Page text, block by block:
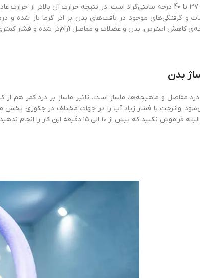
دمای آب در جکوزی معمولا حدود 37 تا 40 درجه سانتی‌گراد است. در
و گرفتگی‌های موجود در بافت‌های بدن بر اثر گرما باز
کاهش استرس، بدن و عضلات و مفاصل آرام‌تر شده و فشار
بدن
درد مفاصل و ماهیچه‌ها، ماساژ است. تاثیر ماساژ بر درد کمر
واترجت با فشار زیاد آب را در جهات مختلف در جکوزی پخش
ندهید. زیرا فشار بیش از حد واتر جت ممکن است سبب افزایش درد در کمر شود.